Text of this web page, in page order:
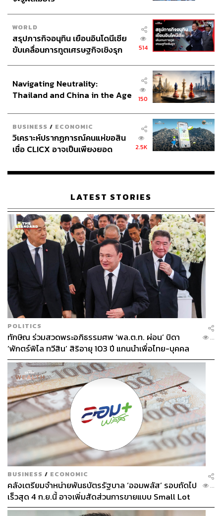
WORLD
สรุปภารกิจอนุทิน เยือนอินโดนีเซีย
ขับเคลื่อนการทูตเศรษฐกิจเชิงรุก
514
Navigating Neutrality:
Thailand and China in the Age
150
BUSINESS / ECONOMIC
วิเคราะห์ปรากฏการณ์คนแห่ขอสิน
เชื่อ CLICX อาจเป็นเพียงยอด
เรือนไทยที่ถูกซุกไว้
2.5K
LATEST STORIES
POLITICS
ทักษิณ ร่วมสวดพระอภิธรรมศพ ‘พล.ต.ท. ผ่อน’ บิดา
‘พักตร์พิไล ทวีสิน’ สิริอายุ 103 ปี แกนนำเพื่อไทย-บุคคล
หลากวงการร่วมอาลัย
...
BUSINESS / ECONOMIC
คลังเตรียมจำหน่ายพันธบัตรรัฐบาล ‘ออมพลัส’ รอบถัดไป
เร็วสุด 4 ก.ย.นี้ อาจเพิ่มสัดส่วนการขายแบบ Small Lot
First มากขึ้น
...